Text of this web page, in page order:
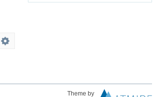
Theme by